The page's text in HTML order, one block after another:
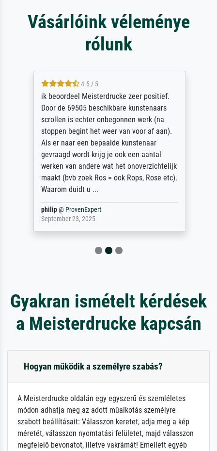
Vásárlóink véleménye
rólunk
4.5 / 5
ik beoordeel Meisterdrucke zeer positief.
Door de 69505 beschikbare kunstenaars
scrollen is echter onbegonnen werk (na
stoppen begint het weer van voor af aan).
Als er naar een bepaalde kunstenaar
gevraagd wordt krijg je ook een aantal
werken van andere wat het onoverzichtelijk
maakt (bvb zoek Ros = ook Rops, Rose etc).
Waarom duidt u ...
philip@ ProvenExpert
September 23, 2025
Gyakran ismételt kérdések
a Meisterdrucke kapcsán
Hogyan működik a személyre szabás?
A Meisterdrucke oldalán egy egyszerű és szemléletes
módon adhatja meg az adott műalkotás személyre
szabott beállításait: Válasszon keretet, adja meg a kép
méretét, válasszon nyomtatási felületet, majd válasszon
megfelelő bevonatot, illetve vakrámát! Emellett egyéb